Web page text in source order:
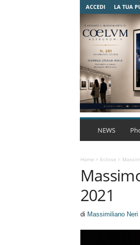
ACCEDI LA TUA
NEWS
Home > Eclisse >
2021
di Massimiliano Neri